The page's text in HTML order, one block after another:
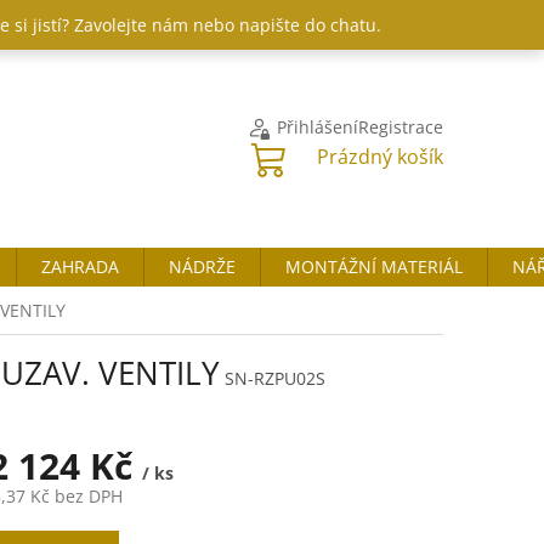
si jistí? Zavolejte nám nebo napište do chatu.
PřihlášeníRegistrace
NÁKUPNÍ
Prázdný košík
ZAHRADA NÁDRŽE MONTÁŽNÍ MATERIÁL
VENTILY SN-RZPU02S
124 Kč / ks
Kč bez DPH